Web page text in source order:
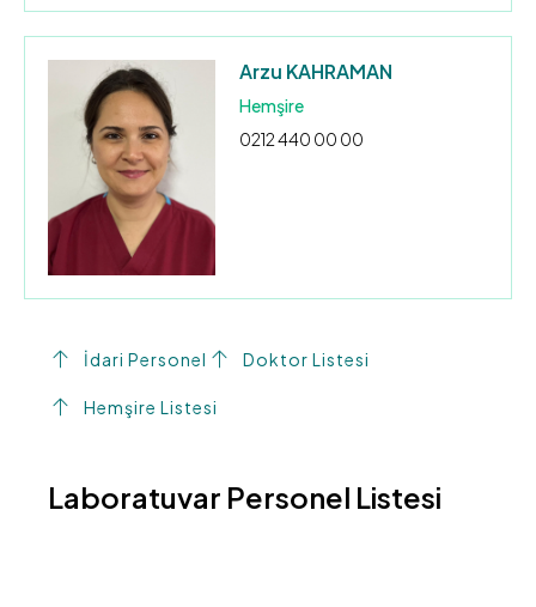
Arzu KAHRAMAN
Hemşire
0212 440 00 00
İdari Personel Doktor Listesi
Hemşire Listesi
Laboratuvar Personel Listesi